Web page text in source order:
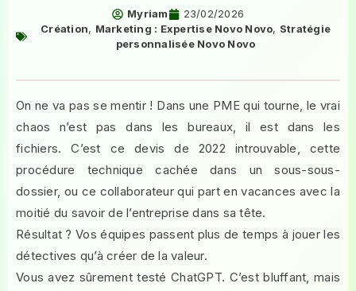
Myriam
23/02/2026
Création, Marketing : Expertise Novo Novo, Stratégie
personnalisée Novo Novo
On ne va pas se mentir ! Dans une PME qui tourne, le vrai
chaos n’est pas dans les bureaux, il est dans les
fichiers. C’est ce devis de 2022 introuvable, cette
procédure technique cachée dans un sous-sous-
dossier, ou ce collaborateur qui part en vacances avec la
moitié du savoir de l’entreprise dans sa tête.
Résultat ? Vos équipes passent plus de temps à jouer les
détectives qu’à créer de la valeur.
Vous avez sûrement testé ChatGPT. C’est bluffant, mais